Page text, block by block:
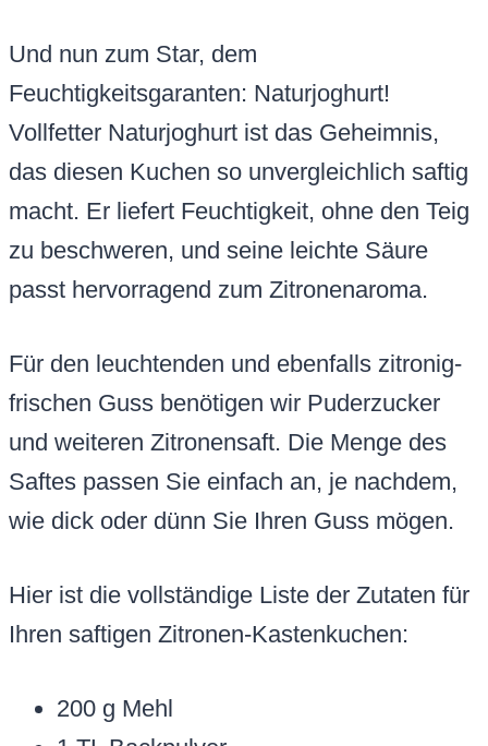
Und nun zum Star, dem
Feuchtigkeitsgaranten: Naturjoghurt!
Vollfetter Naturjoghurt ist das Geheimnis,
das diesen Kuchen so unvergleichlich saftig
macht. Er liefert Feuchtigkeit, ohne den Teig
zu beschweren, und seine leichte Säure
passt hervorragend zum Zitronenaroma.
Für den leuchtenden und ebenfalls zitronig-
frischen Guss benötigen wir Puderzucker
und weiteren Zitronensaft. Die Menge des
Saftes passen Sie einfach an, je nachdem,
wie dick oder dünn Sie Ihren Guss mögen.
Hier ist die vollständige Liste der Zutaten für
Ihren saftigen Zitronen-Kastenkuchen:
200 g Mehl